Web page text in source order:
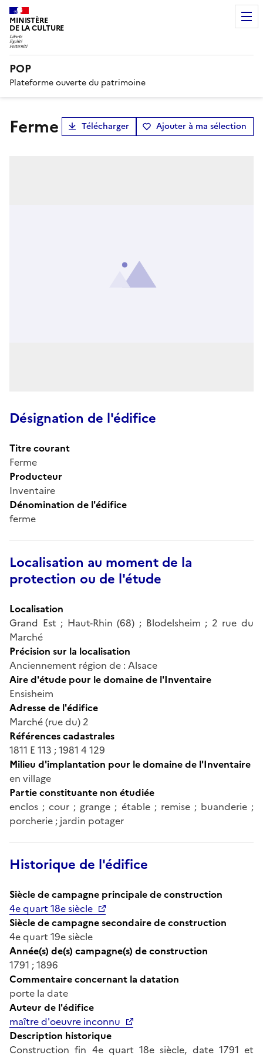
MINISTÈRE
DE LA CULTURE
POP
Plateforme ouverte du patrimoine
Ferme Télécharger Ajouter à ma sélection
Désignation de l'édifice
Titre courant
Ferme
Producteur
Inventaire
Dénomination de l'édifice
ferme
Localisation au moment de la
protection ou de l'étude
Localisation
Grand Est ; Haut-Rhin (68) ; Blodelsheim ; 2 rue du
Marché
Précision sur la localisation
Anciennement région de : Alsace
Aire d'étude pour le domaine de l'Inventaire
Ensisheim
Adresse de l'édifice
Marché (rue du) 2
Références cadastrales
1811 E 113 ; 1981 4 129
Milieu d'implantation pour le domaine de l'Inventaire
en village
Partie constituante non étudiée
enclos ; cour ; grange ; étable ; remise ; buanderie ;
porcherie ; jardin potager
Historique de l'édifice
Siècle de campagne principale de construction
4e quart 18e siècle
Siècle de campagne secondaire de construction
4e quart 19e siècle
Année(s) de(s) campagne(s) de construction
1791 ; 1896
Commentaire concernant la datation
porte la date
Auteur de l'édifice
maître d'oeuvre inconnu
Description historique
Construction fin 4e quart 18e siècle, date 1791 et